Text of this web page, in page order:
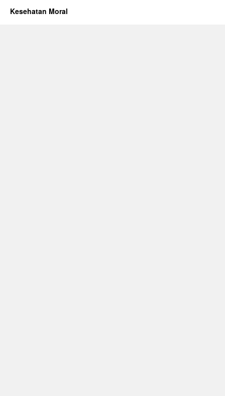
Kesehatan Moral